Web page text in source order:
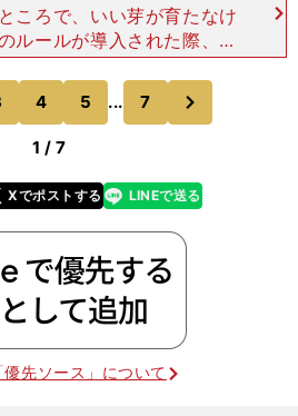
ころで、いい芽が育たなけ
ールが導入された際、ほ
グランドサッカー界が一体
Elite Player Performa
4 5 ... 7
1 / 7
Xでポストする
line LINEで送る
先ソース」について